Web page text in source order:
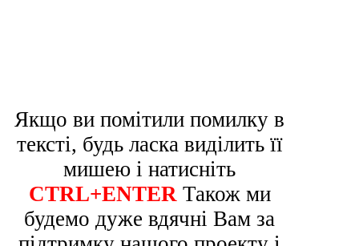
Якщо ви помітили помилку в
тексті, будь ласка виділить її
мишею і натисніть
CTRL+ENTER Також ми
будемо дуже вдячні Вам за